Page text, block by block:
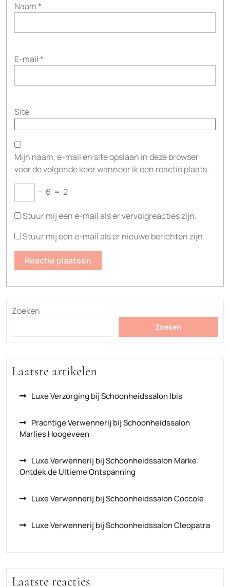
Naam*
E-mail*
Site
Mijn naam, e-mail en site opslaan in deze browser
voor de volgende keer wanneer ik een reactie plaats.
− 6 = 2
Stuur mij een e-mail als er vervolgreacties zijn.
Stuur mij een e-mail als er nieuwe berichten zijn.
Zoeken
Zoeken
Laatste artikelen
Luxe Verzorging bij Schoonheidssalon Ibis
Prachtige Verwennerij bij Schoonheidssalon
Marlies Hoogeveen
Luxe Verwennerij bij Schoonheidssalon Marke:
Ontdek de Ultieme Ontspanning
Luxe Verwennerij bij Schoonheidssalon Coccole
Luxe Verwennerij bij Schoonheidssalon Cleopatra
Laatste reacties